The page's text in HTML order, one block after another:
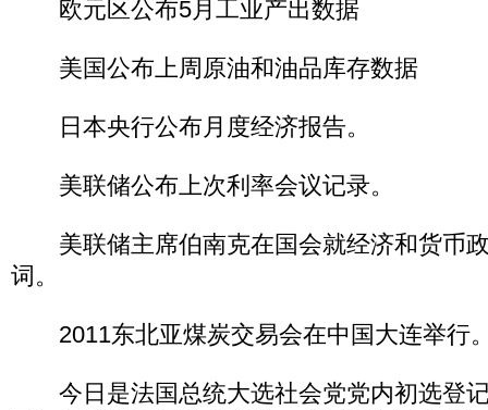
欧元区公布5月工业产出数据
美国公布上周原油和油品库存数据
日本央行公布月度经济报告。
美联储公布上次利率会议记录。
美联储主席伯南克在国会就经济和货币
词。
2011东北亚煤炭交易会在中国大连举行
今日是法国总统大选社会党党内初选登